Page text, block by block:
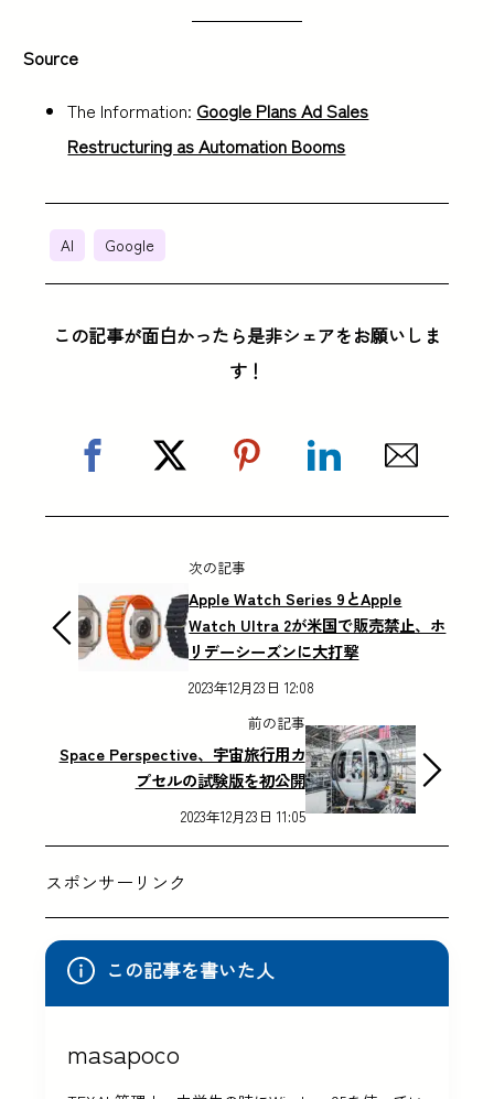
Source
The Information: Google Plans Ad Sales
Restructuring as Automation Booms
AI Google
この記事が面白かったら是非シェアをお願いしま
す！
次の記事
Apple Watch Series 9とApple
Watch Ultra 2が米国で販売禁止、ホ
リデーシーズンに大打撃
2023年12月23日 12:08
前の記事
Space Perspective、宇宙旅行用カ
プセルの試験版を初公開
2023年12月23日 11:05
スポンサーリンク
この記事を書いた人
masapoco